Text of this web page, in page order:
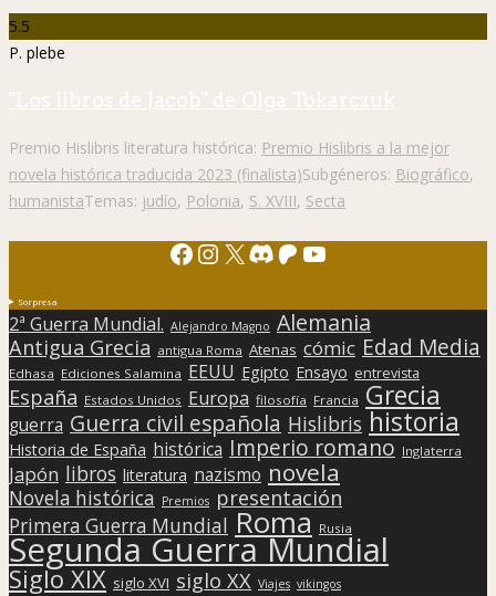
5.5
P. plebe
"Los libros de Jacob" de Olga Tokarczuk
Premio Hislibris literatura histórica: Premio Hislibris a la mejor
novela histórica traducida 2023 (finalista)Subgéneros: Biográfico,
humanistaTemas: judío, Polonia, S. XVIII, Secta
Facebook
Instagram
X Discord
Patreon
YouTube
Sorpresa
2ª Guerra Mundial. Alejandro Magno Alemania
Antigua Grecia antigua Roma Atenas cómic Edad Media
Edhasa Ediciones Salamina EEUU Egipto Ensayo entrevista
España Estados Unidos Europa filosofía Francia Grecia
guerra Guerra civil española Hislibris historia
Historia de España histórica Imperio romano Inglaterra
Japón libros literatura nazismo novela
Novela histórica Premios presentación
Primera Guerra Mundial Roma Rusia
Segunda Guerra Mundial
Siglo XIX siglo XVI siglo XX Viajes vikingos